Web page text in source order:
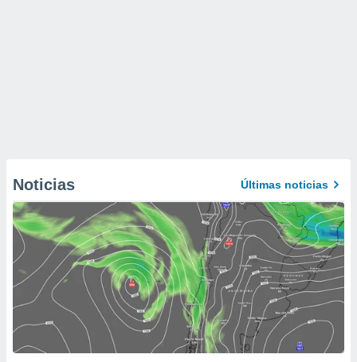
Noticias Últimas noticias